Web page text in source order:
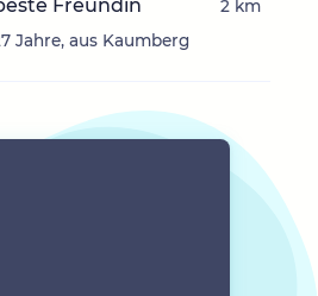
Freundin
Jahre, aus Kaumberg
2 km